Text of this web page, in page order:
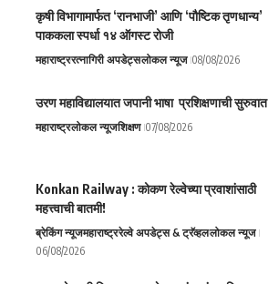
कृषी विभागामार्फत ‘रानभाजी’ आणि ‘पौष्टिक तृणधान्य’
पाककला स्पर्धा १४ ऑगस्ट रोजी
महाराष्ट्ररत्नागिरी अपडेट्सलोकल न्यूज 08/08/2026
उरण महाविद्यालयात जपानी भाषा प्रशिक्षणाची सुरुवात
महाराष्ट्रलोकल न्यूजशिक्षण 07/08/2026
Konkan Railway : कोकण रेल्वेच्या प्रवाशांसाठी
महत्त्वाची बातमी!
ब्रेकिंग न्यूजमहाराष्ट्ररेल्वे अपडेट्स & ट्रॅव्हललोकल न्यूज
06/08/2026